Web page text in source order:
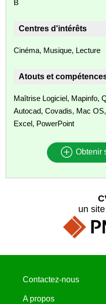
B
Centres d'intérêts
Cinéma, Musique, Lecture
Atouts et
Maîtrise Logiciel, Mapinfo,
Autocad, Covadis, Mac
Excel, PowerPoint
Obtenir
un
Contactez-nous
A propos